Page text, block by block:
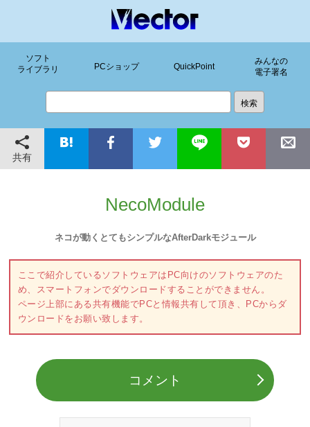
ソフト
ライブラリ
PCショップ QuickPoint
みんなの
電子署名
共有
NecoModule
ネコが動くとてもシンプルなAfterDarkモジュール
ここで紹介しているソフトウェアはPC向けのソフトウェアのた
め、スマートフォンでダウンロードすることができません。
ページ上部にある共有機能でPCと情報共有して頂き、PCからダ
ウンロードをお願い致します。
コメント